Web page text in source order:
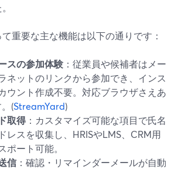
重要な主な機能は以下の通りです：
スの参加体験 ：従業員や候補者はメー
ネットのリンクから参加でき、インス
ウント作成不要。対応ブラウザさえあ
(StreamYard)
取得：カスタマイズ可能な項目で氏名
レスを収集し、HRISやLMS、CRM用
ポート可能。
信 ：確認・リマインダーメールが自動